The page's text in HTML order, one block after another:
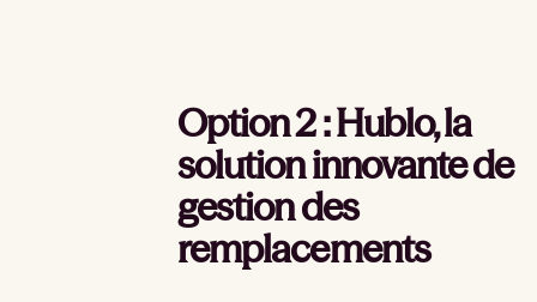
Option 2 : Hublo, la
solution innovante de
gestion des
remplacements